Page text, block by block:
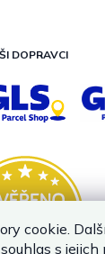
cookie.
s jejich
DOPRAVCI